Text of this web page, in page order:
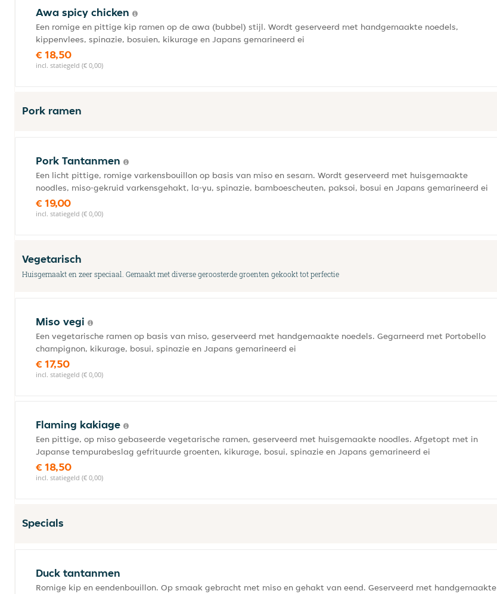
Awa spicy chicken
Een romige en pittige kip ramen op de awa (bubbel) stijl. Wordt geserveerd met handgemaakte noedels,
kippenvlees, spinazie, bosuien, kikurage en Japans gemarineerd ei
€ 18,50
incl. statiegeld (€ 0,00)
Pork ramen
Pork Tantanmen
Een licht pittige, romige varkensbouillon op basis van miso en sesam. Wordt geserveerd met huisgemaakte
noodles, miso-gekruid varkensgehakt, la-yu, spinazie, bamboescheuten, paksoi, bosui en Japans gemarineerd ei
€ 19,00
incl. statiegeld (€ 0,00)
Vegetarisch
Huisgemaakt en zeer speciaal. Gemaakt met diverse geroosterde groenten gekookt tot perfectie
Miso vegi
Een vegetarische ramen op basis van miso, geserveerd met handgemaakte noedels. Gegarneerd met Portobello
champignon, kikurage, bosui, spinazie en Japans gemarineerd ei
€ 17,50
incl. statiegeld (€ 0,00)
Flaming kakiage
Een pittige, op miso gebaseerde vegetarische ramen, geserveerd met huisgemaakte noodles. Afgetopt met in
Japanse tempurabeslag gefrituurde groenten, kikurage, bosui, spinazie en Japans gemarineerd ei
€ 18,50
incl. statiegeld (€ 0,00)
Specials
Duck tantanmen
Romige kip en eendenbouillon. Op smaak gebracht met miso en gehakt van eend. Geserveerd met handgemaakte